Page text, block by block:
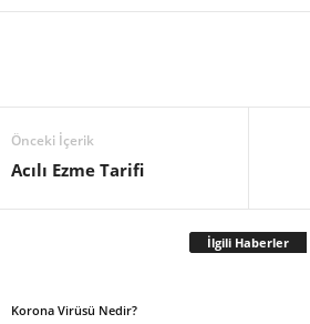
Önceki İçerik
Acılı Ezme Tarifi
İlgili Haberler
Korona Virüsü Nedir?